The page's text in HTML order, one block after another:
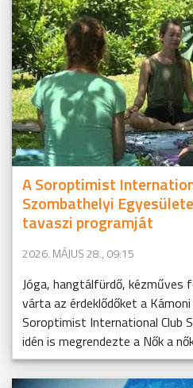
A Soroptimist
Szombathelyi
tavaszi programját
2026. MÁJUS 28., 09:15
Jóga, hangtálfürdő, kézműves
várta az érdeklődőket a
Soroptimist International Club
idén is megrendezte a Nők a